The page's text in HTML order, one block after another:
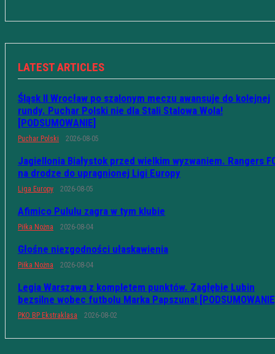
LATEST ARTICLES
Śląsk II Wrocław po szalonym meczu awansuje do kolejnej
rundy. Puchar Polski nie dla Stali Stalowa Wola!
[PODSUMOWANIE]
Puchar Polski 2026-08-05
Jagiellonia Białystok przed wielkim wyzwaniem. Rangers
na drodze do upragnionej Ligi Europy
Liga Europy 2026-08-05
Afimico Pululu zagra w tym klubie
Piłka Nożna 2026-08-04
Głośne niezgodności ułaskawienia
Piłka Nożna 2026-08-04
Legia Warszawa z kompletem punktów. Zagłębie Lubin
bezsilne wobec futbolu Marka Papszuna!
PKO BP Ekstraklasa 2026-08-02